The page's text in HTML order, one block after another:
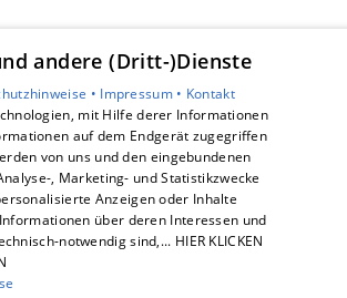
andere (Dritt-)Dienste
• Impressum • Kontakt
mit Hilfe derer Informationen
auf dem Endgerät zugegriffen
von uns und den eingebundenen
, Marketing- und Statistikzwecke
Anzeigen oder Inhalte
über deren Interessen und
notwendig sind,... HIER KLICKEN